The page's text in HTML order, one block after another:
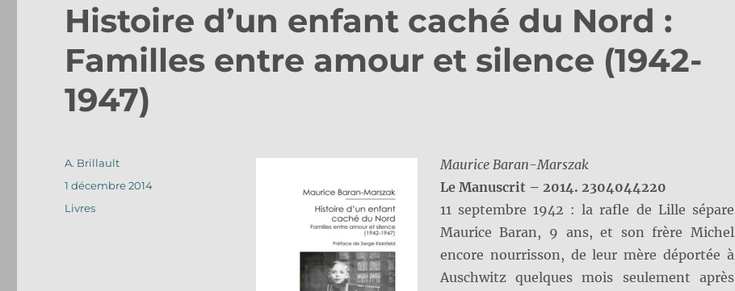
Histoire d’un enfant caché du Nord :
Familles entre amour et silence (1942-
1947)
Maurice Baran-Marszak
Le Manuscrit – 2014. 2304044220
11 septembre 1942 : la rafle de Lille sépare
Maurice Baran, 9 ans, et son frère Michel
encore nourrisson, de leur mère déportée à
Auschwitz quelques mois seulement après
Auteur
A. Brillault
Publié
le
1 décembre 2014
Catégories
Livres